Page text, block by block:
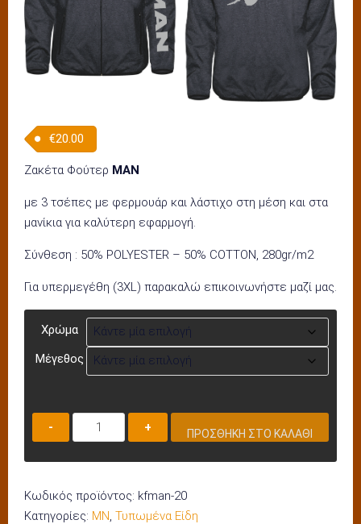
€20.00
Ζακέτα Φούτερ ΜΑΝ
με 3 τσέπες με φερμουάρ και λάστιχο στη μέση και στα
μανίκια για καλύτερη εφαρμογή.
Σύνθεση : 50% POLYESTER – 50% COTTON, 280gr/m2
Για υπερμεγέθη (3XL) παρακαλώ επικοινωνήστε μαζί μας.
Χρώμα
Μέγεθος
Ζακέτα
Φούτερ
KFMAN-
ποσότητα
ΠΡΟΣΘΉΚΗ ΣΤΟ ΚΑΛΆΘΙ
Κωδικός προϊόντος: kfman-20
Κατηγορίες: MN, Τυπωμένα Είδη